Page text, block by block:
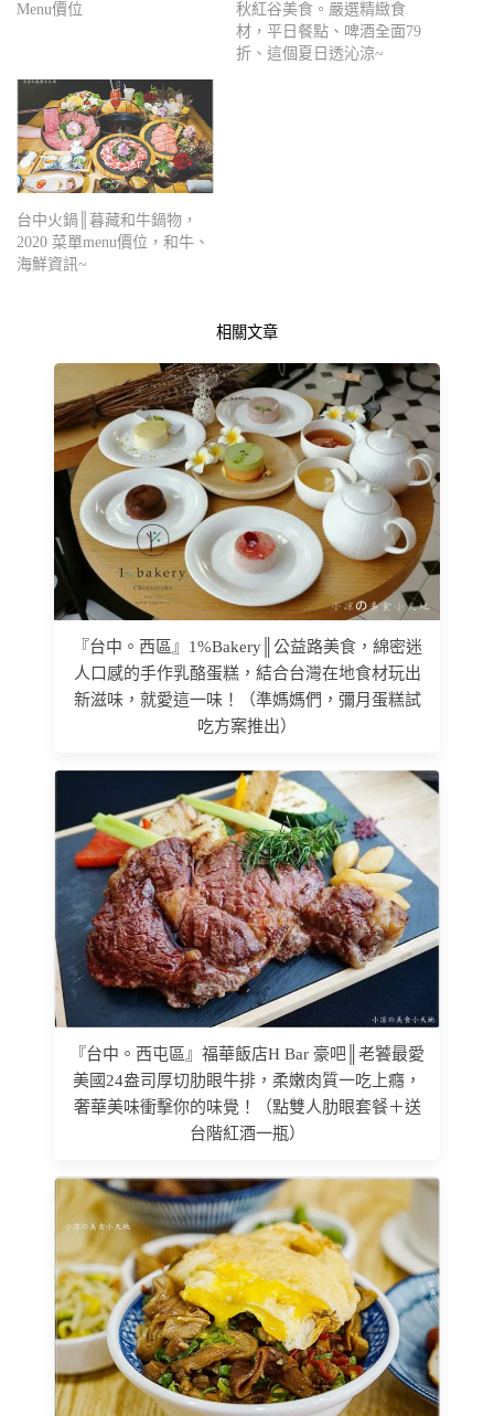
Menu價位
秋紅谷美食。嚴選精緻食
材，平日餐點、啤酒全面79
折、這個夏日透沁涼~
台中火鍋║暮藏和牛鍋物，
2020 菜單menu價位，和牛、
海鮮資訊~
相關文章
『台中。西區』1%Bakery║公益路美食，綿密迷
人口感的手作乳酪蛋糕，結合台灣在地食材玩出
新滋味，就愛這一味！（準媽媽們，彌月蛋糕試
吃方案推出）
『台中。西屯區』福華飯店H Bar 豪吧║老饕最愛
美國24盎司厚切肋眼牛排，柔嫩肉質一吃上癮，
奢華美味衝擊你的味覺！（點雙人肋眼套餐＋送
台階紅酒一瓶）